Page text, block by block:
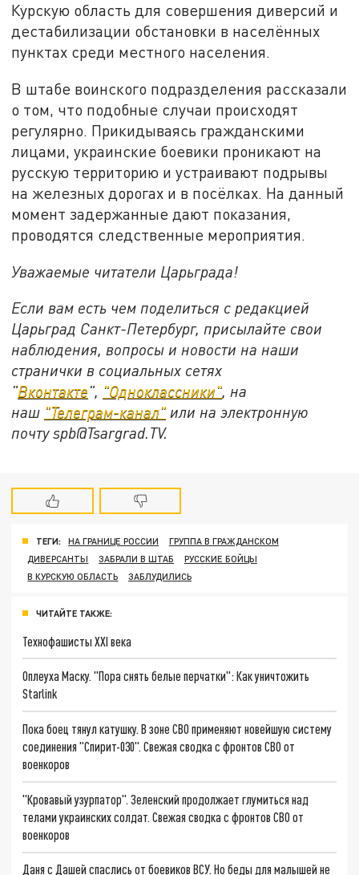
Курскую область для совершения диверсий и
дестабилизации обстановки в населённых
пунктах среди местного населения.
В штабе воинского подразделения рассказали
о том, что подобные случаи происходят
регулярно. Прикидываясь гражданскими
лицами, украинские боевики проникают на
русскую территорию и устраивают подрывы
на железных дорогах и в посёлках. На данный
момент задержанные дают показания,
проводятся следственные мероприятия.
Уважаемые читатели Царьграда!
Если вам есть чем поделиться с редакцией
Царьград Санкт-Петербург, присылайте свои
наблюдения, вопросы и новости на наши
странички в социальных сетях
"Вконтакте", "Одноклассники", на
наш "Телеграм-канал" или на электронную
почту spb@Tsargrad.TV.
ТЕГИ: НА ГРАНИЦЕ РОССИИ
ГРУППА В ГРАЖДАНСКОМ
ДИВЕРСАНТЫ
ЗАБРАЛИ В ШТАБ
РУССКИЕ БОЙЦЫ
В КУРСКУЮ ОБЛАСТЬ
ЗАБЛУДИЛИСЬ
ЧИТАЙТЕ ТАКЖЕ:
Технофашисты XXI века
Оплеуха Маску. "Пора снять белые перчатки": Как уничтожить
Starlink
Пока боец тянул катушку. В зоне СВО применяют новейшую систему
соединения "Спирит-030". Свежая сводка с фронтов СВО от
военкоров
"Кровавый узурпатор". Зеленский продолжает глумиться над
телами украинских солдат. Свежая сводка с фронтов СВО от
военкоров
Даня с Дашей спаслись от боевиков ВСУ. Но беды для малышей не